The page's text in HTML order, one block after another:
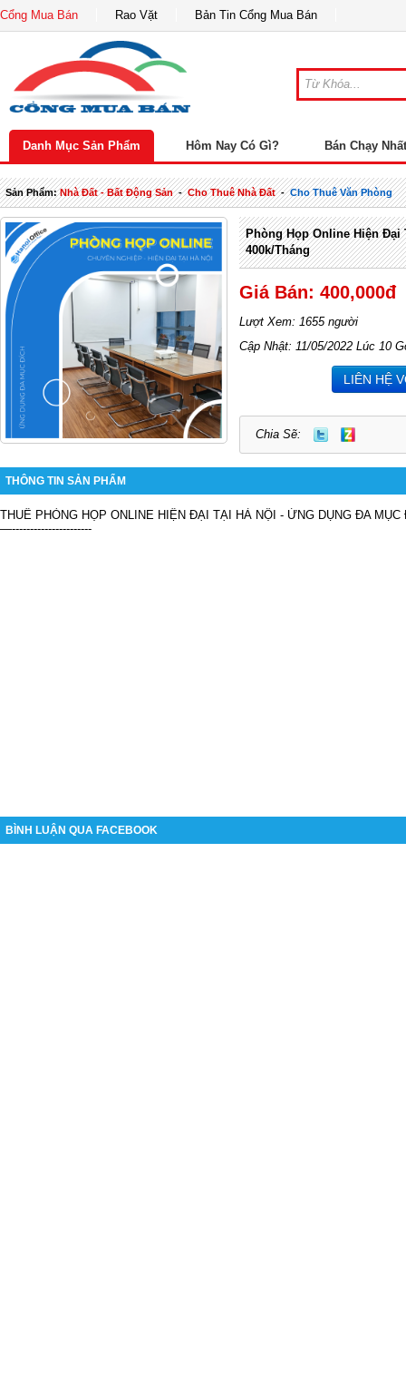
Cổng Mua Bán Rao Vặt Bản Tin Cổng Mua Bán
Danh Mục Sản Phẩm Hôm Nay Có Gì? Bán Chạy Nhất
Sản Phẩm:Nhà Đất - Bất Động Sản-Cho Thuê Nhà Đất-Cho Thuê Văn Phòng
Phòng Họp Online Hiện Đại
400k/tháng
Giá Bán: 400,000đ
Lượt Xem: 1655 người
Cập Nhật: 11/05/2022 Lúc 10
LIÊN HỆ
Chia Sẽ:
THÔNG TIN SẢN PHẨM
THUÊ PHÒNG HỌP ONLINE HIỆN ĐẠI TẠI HÀ NỘI - ỨNG DỤNG ĐA MỤC
—----------------------
BÌNH LUẬN QUA FACEBOOK